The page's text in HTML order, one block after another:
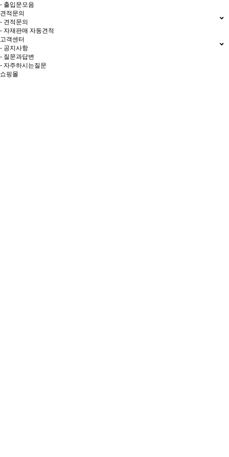
- 출입문모음
견적문의
- 견적문의
- 자재판매 자동견적
고객센터
- 공지사항
- 질문과답변
- 자주하시는질문
쇼핑몰